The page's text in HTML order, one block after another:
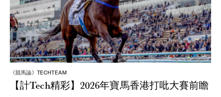
《競馬論》TECHTEAM
【計Tech精彩】2026年寶馬香港打吡大賽前瞻